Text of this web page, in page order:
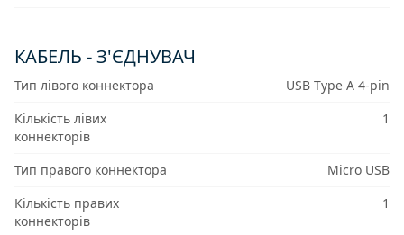
КАБЕЛЬ - З'ЄДНУВАЧ
Тип лівого коннектора
USB Type A 4-pin
Кількість лівих
коннекторів
1
Тип правого коннектора
Micro USB
Кількість правих
коннекторів
1